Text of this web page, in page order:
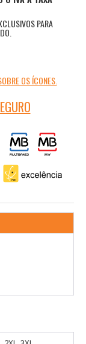
PARA
OS ÍCONES.